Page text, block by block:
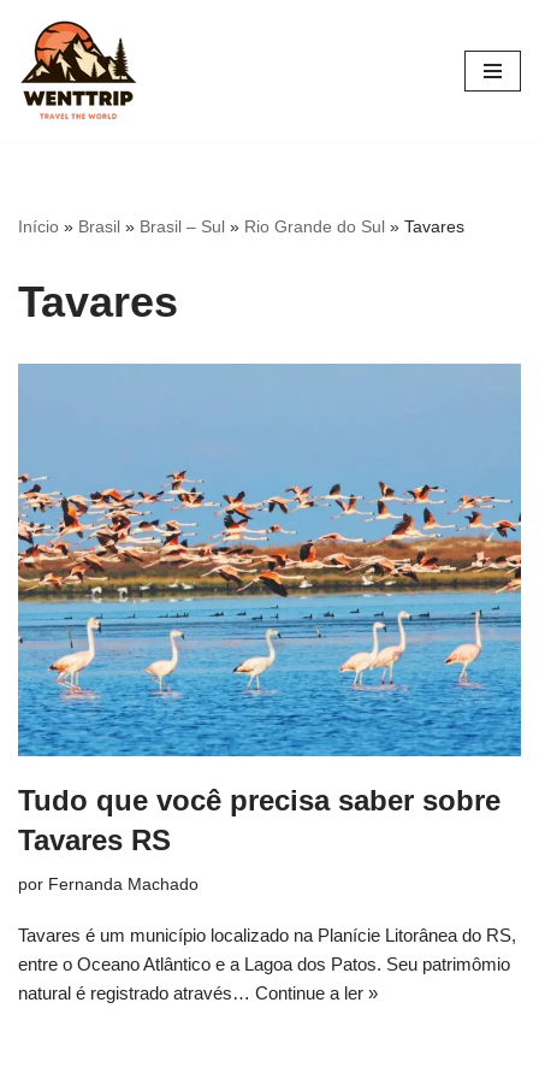
Pular
para
Início » Brasil » Brasil – Sul » Rio Grande do Sul » Tavares
Tavares
Tudo que você precisa saber sobre
Tavares RS
por Fernanda Machado
Tavares é um município localizado na Planície Litorânea do RS,
entre o Oceano Atlântico e a Lagoa dos Patos. Seu patrimômio
natural é registrado através… Continue a ler »